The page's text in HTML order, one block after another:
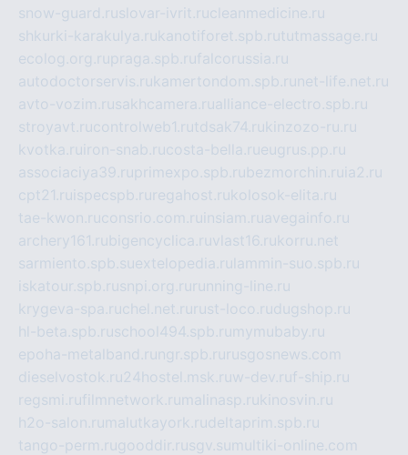
snow-guard.ruslovar-ivrit.rucleanmedicine.ru
shkurki-karakulya.rukanotiforet.spb.rututmassage.ru
ecolog.org.rupraga.spb.rufalcorussia.ru
autodoctorservis.rukamertondom.spb.ru net-life.net.ru
avto-vozim.rusakhcamera.rualliance-electro.spb.ru
stroyavt.rucontrolweb1.rutdsak74.rukinzozo-ru.ru
kvotka.ru iron-snab.rucosta-bella.rueugrus.pp.ru
associaciya39.ruprimexpo.spb.rubezmorchin.ru ia2.ru
cpt21.ru ispecspb.ru regahost.rukolosok-elita.ru
tae-kwon.ruconsrio.com.ru insiam.ruavegainfo.ru
archery161.rubigencyclica.ruvlast16.rukorru.net
sarmiento.spb.suextelopedia.ru lammin-suo.spb.ru
iskatour.spb.rusnpi.org.ru running-line.ru
krygeva-spa.ruchel.net.ru rust-loco.rudugshop.ru
hl-beta.spb.ruschool494.spb.ru mymubaby.ru
epoha-metalband.ru ngr.spb.ru rusgosnews.com
dieselvostok.ru24hostel.msk.ruw-dev.ruf-ship.ru
regsmi.rufilmnetwork.ru malinasp.rukinosvin.ru
h2o-salon.ru malutkayork.rudeltaprim.spb.ru
tango-perm.rugooddir.rusgv.su multiki-online.com